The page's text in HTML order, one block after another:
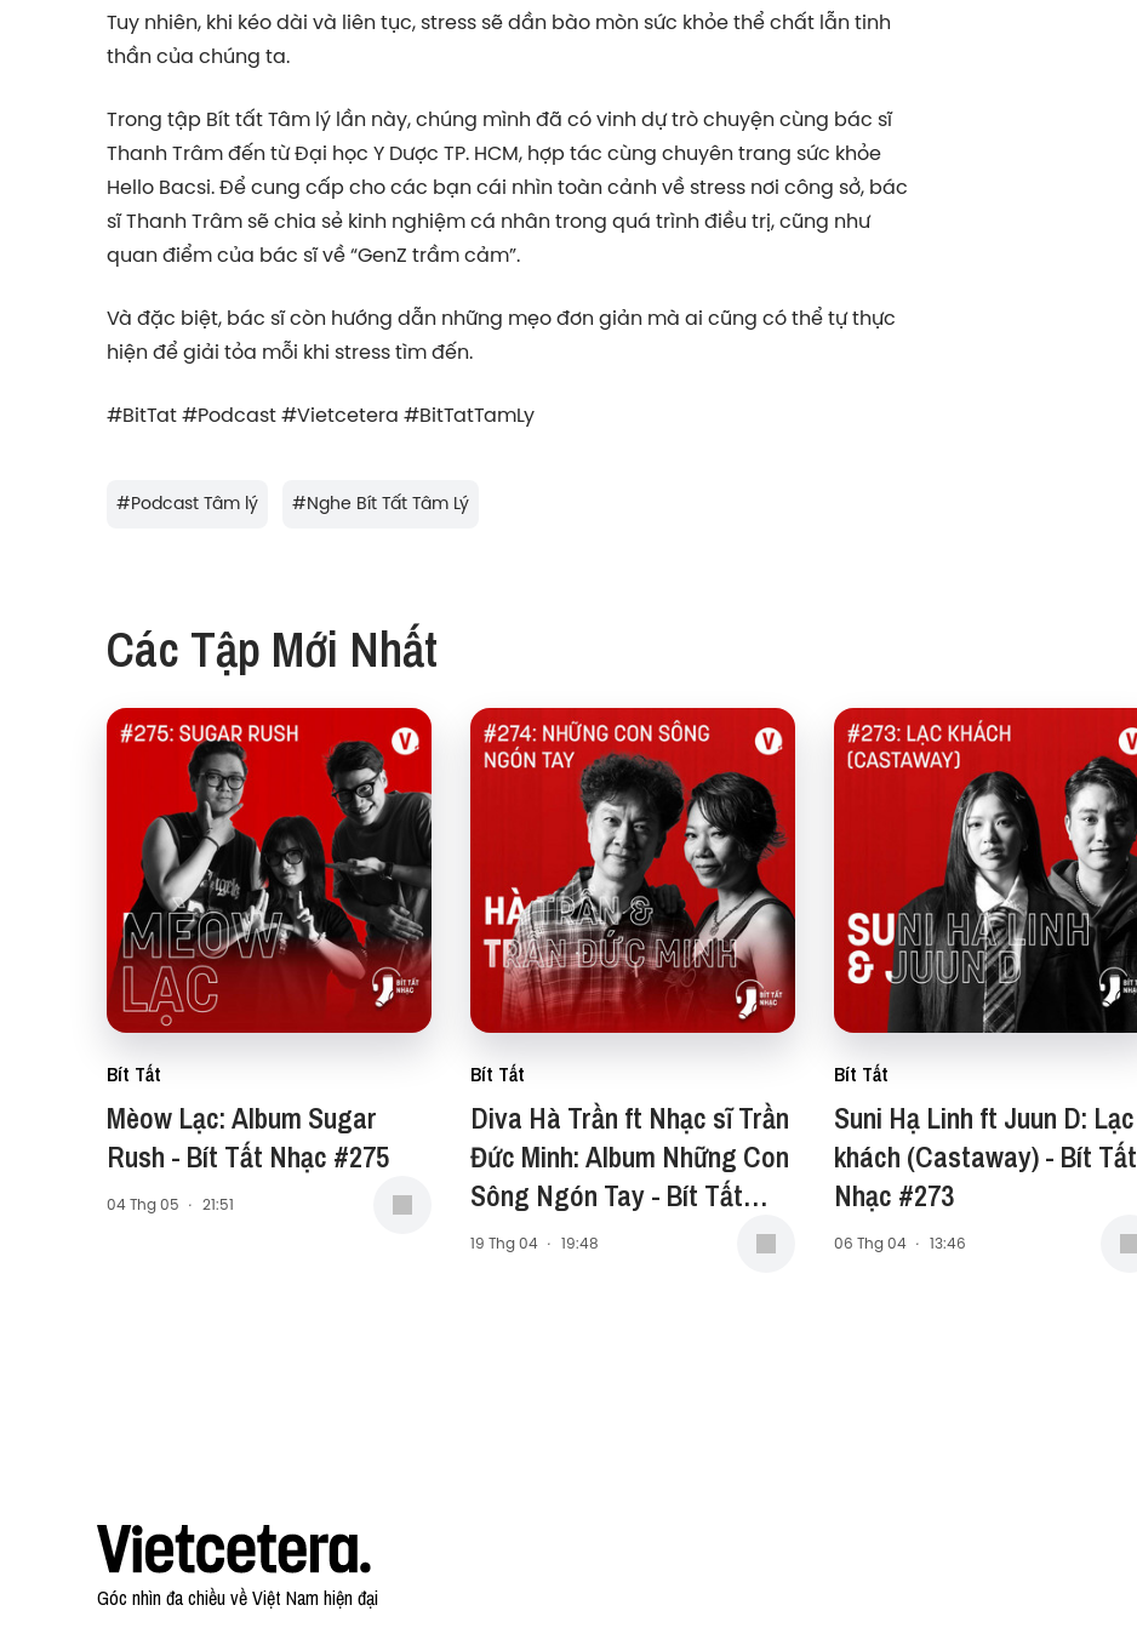
Tuy nhiên, khi kéo dài và liên tục, stress sẽ dần bào mòn sức khỏe thể chất lẫn tinh
thần của chúng ta.
Trong tập Bít tất Tâm lý lần này, chúng mình đã có vinh dự trò chuyện cùng bác sĩ
Thanh Trâm đến từ Đại học Y Dược TP. HCM, hợp tác cùng chuyên trang sức khỏe
Hello Bacsi. Để cung cấp cho các bạn cái nhìn toàn cảnh về stress nơi công sở, bác
sĩ Thanh Trâm sẽ chia sẻ kinh nghiệm cá nhân trong quá trình điều trị, cũng như
quan điểm của bác sĩ về “GenZ trầm cảm”.
Và đặc biệt, bác sĩ còn hướng dẫn những mẹo đơn giản mà ai cũng có thể tự thực
hiện để giải tỏa mỗi khi stress tìm đến.
#BitTat #Podcast #Vietcetera #BitTatTamLy
#Podcast Tâm lý #Nghe Bít Tất Tâm Lý
Các Tập Mới Nhất
Bít Tất
Mèow Lạc: Album Sugar
Rush - Bít Tất Nhạc #275
04 Thg 05 · 21:51
Bít Tất
Diva Hà Trần ft Nhạc sĩ Trần
Đức Minh: Album Những Con
Sông Ngón Tay - Bít Tất
Nhạc #274
19 Thg 04 · 19:48
Bít Tất
Suni Hạ Linh ft Juun D: Lạc
khách (Castaway) - Bít Tất
Nhạc #273
06 Thg 04 · 13:46
Góc nhìn đa chiều về Việt Nam hiện đại